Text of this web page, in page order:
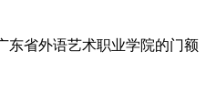
东省外语艺术职业学院的门额